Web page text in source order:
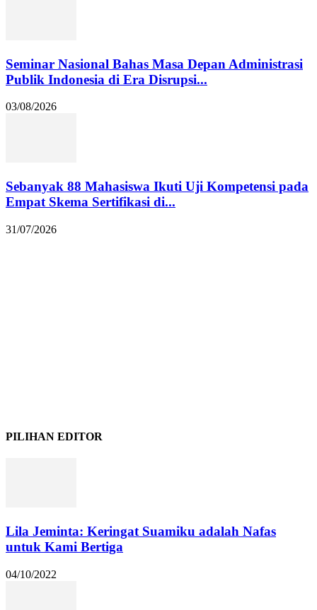
Seminar Nasional Bahas Masa Depan Administrasi
Publik Indonesia di Era Disrupsi...
03/08/2026
Sebanyak 88 Mahasiswa Ikuti Uji Kompetensi pada
Empat Skema Sertifikasi di...
31/07/2026
PILIHAN EDITOR
Lila Jeminta: Keringat Suamiku adalah Nafas
untuk Kami Bertiga
04/10/2022